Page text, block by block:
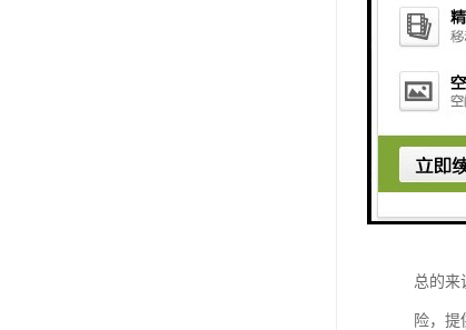
过大等
4. 数据
理决策
5. 权
6. 可
7. 扩
总的来
险，提